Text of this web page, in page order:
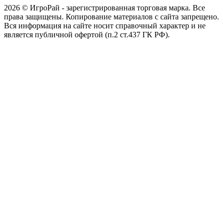
2026 © ИгроРай - зарегистрированная торговая марка. Все
права защищены. Копирование материалов с сайта запрещено.
Вся информация на сайте носит справочный характер и не
является публичной офертой (п.2 ст.437 ГК РФ).